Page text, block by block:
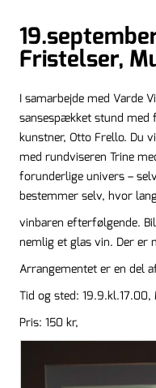
Fristelser,
I samarbejde med Varde
sansespækket stund med
kunstner, Otto Frello. Du
med rundviseren Trine
forunderlige univers –
bestemmer selv, hvor
vinbaren efterfølgende.
nemlig et glas vin. Der er
Arrangementet er en del
Tid og sted:
Pris: 150 kr,